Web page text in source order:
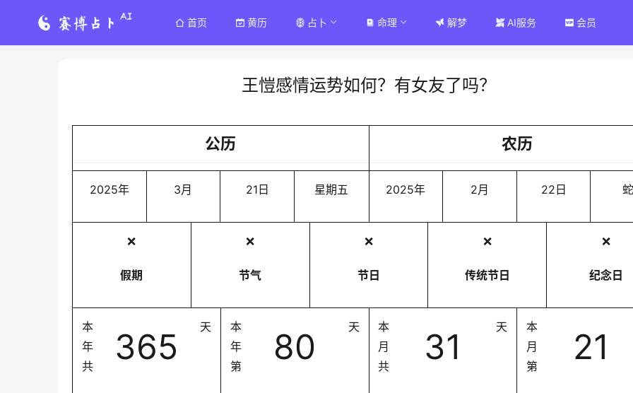
首页 黄历 占卜 命理 解梦 AI服务 会员
王愷感情运势如何？有女友了吗？
公历
2025年 3月 21日 星期五
农历
2025年 2月 22日 蛇
❌
假期
❌
节气
❌
节日
❌
传统节日
❌
纪念日
本
年
共
365 天
本
年
第
80 天
本
月
共
31 天
本
月
第
21